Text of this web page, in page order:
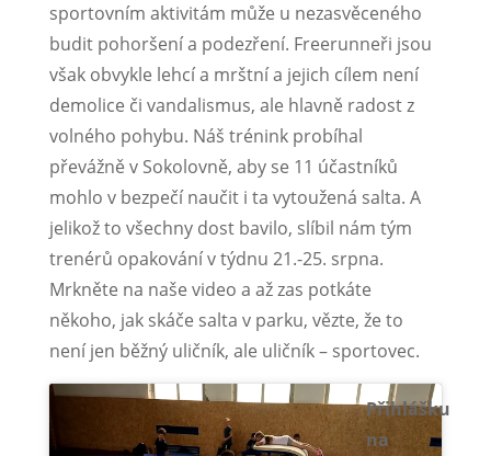
sportovním aktivitám může u nezasvěceného
budit pohoršení a podezření. Freerunneři jsou
však obvykle lehcí a mrštní a jejich cílem není
demolice či vandalismus, ale hlavně radost z
volného pohybu. Náš trénink probíhal
převážně v Sokolovně, aby se 11 účastníků
mohlo v bezpečí naučit i ta vytoužená salta. A
jelikož to všechny dost bavilo, slíbil nám tým
trenérů opakování v týdnu 21.-25. srpna.
Mrkněte na naše video a až zas potkáte
někoho, jak skáče salta v parku, vězte, že to
není jen běžný uličník, ale uličník – sportovec.
Přihlášku
na